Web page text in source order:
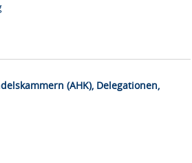
(AHK), Delegationen,